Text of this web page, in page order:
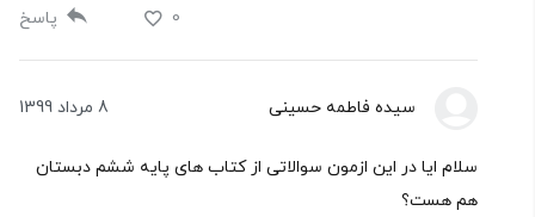
0 پاسخ
سیده فاطمه حسینی 8 مرداد 1399
سلام ایا در این ازمون سوالاتی از کتاب های پایه ششم دبستان
هم هست؟